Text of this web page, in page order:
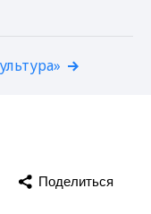
Поделиться